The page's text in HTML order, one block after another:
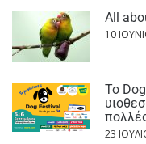
All
10
Το
23